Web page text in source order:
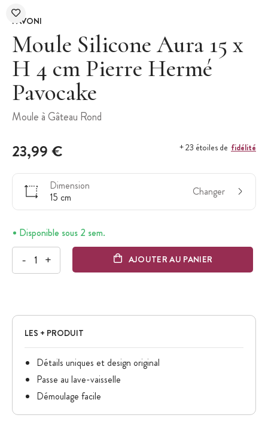
PAVONI
Moule Silicone Aura 15 x
H 4 cm Pierre Hermé
Pavocake
Moule à Gâteau Rond
23,99 € + 23 étoiles de fidélité
Dimension
15 cm
Changer
Disponible sous 2 sem.
- + AJOUTER AU PANIER
LES + PRODUIT
Détails uniques et design original
Passe au lave-vaisselle
Démoulage facile